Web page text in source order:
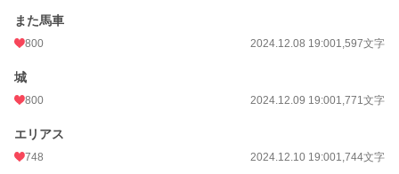
また馬車
800 2024.12.08 19:001,597文字
城
800 2024.12.09 19:001,771文字
エリアス
748 2024.12.10 19:001,744文字